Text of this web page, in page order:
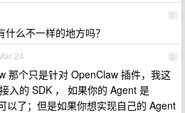
1
么不一样的地方吗？
2
24
那个只是针对 OpenClaw 插件，我这
入的 SDK ， 如果你的 Agent 是
以了；但是如果你想实现自己的 Agent